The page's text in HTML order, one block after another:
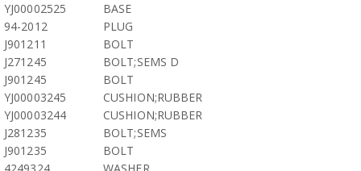
YJ00002525
BASE
94-2012
PLUG
J901211
BOLT
J271245
BOLT;SEMS D
J901245
BOLT
YJ00003245
CUSHION;RUBBER
YJ00003244
CUSHION;RUBBER
J281235
BOLT;SEMS
J901235
BOLT